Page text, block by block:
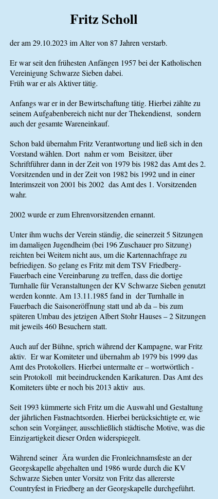
Fritz Scholl
der am 29.10.2023 im Alter von 87 Jahren verstarb.
Er war seit den frühesten Anfängen 1957 bei der Katholischen
Vereinigung Schwarze Sieben dabei.
Früh war er als Aktiver tätig.
Anfangs war er in der Bewirtschaftung tätig. Hierbei zählte zu
seinem Aufgabenbereich nicht nur der Thekendienst, sondern
auch der gesamte Wareneinkauf.
Schon bald übernahm Fritz Verantwortung und ließ sich in den
Vorstand wählen. Dort nahm er vom Beisitzer, über
Schriftführer dann in der Zeit von 1979 bis 1982 das Amt des 2.
Vorsitzenden und in der Zeit von 1982 bis 1992 und in einer
Interimszeit von 2001 bis 2002 das Amt des 1. Vorsitzenden
wahr.
2002 wurde er zum Ehrenvorsitzenden ernannt.
Unter ihm wuchs der Verein ständig, die seinerzeit 5 Sitzungen
im damaligen Jugendheim (bei 196 Zuschauer pro Sitzung)
reichten bei Weitem nicht aus, um die Kartennachfrage zu
befriedigen. So gelang es Fritz mit dem TSV Friedberg-
Fauerbach eine Vereinbarung zu treffen, dass die dortige
Turnhalle für Veranstaltungen der KV Schwarze Sieben genutzt
werden konnte. Am 13.11.1985 fand in der Turnhalle in
Fauerbach die Saisoneröffnung statt und ab da – bis zum
späteren Umbau des jetzigen Albert Stohr Hauses – 2 Sitzungen
mit jeweils 460 Besuchern statt.
Auch auf der Bühne, sprich während der Kampagne, war Fritz
aktiv. Er war Komiteter und übernahm ab 1979 bis 1999 das
Amt des Protokollers. Hierbei untermalte er – wortwörtlich -
sein Protokoll mit beeindruckenden Karikaturen. Das Amt des
Komiteters übte er noch bis 2013 aktiv aus.
Seit 1993 kümmerte sich Fritz um die Auswahl und Gestaltung
der jährlichen Fastnachtsorden. Hierbei berücksichtigte er, wie
schon sein Vorgänger, ausschließlich städtische Motive, was die
Einzigartigkeit dieser Orden widerspiegelt.
Während seiner Ära wurden die Fronleichnamsfeste an der
Georgskapelle abgehalten und 1986 wurde durch die KV
Schwarze Sieben unter Vorsitz von Fritz das allererste
Countryfest in Friedberg an der Georgskapelle durchgeführt.